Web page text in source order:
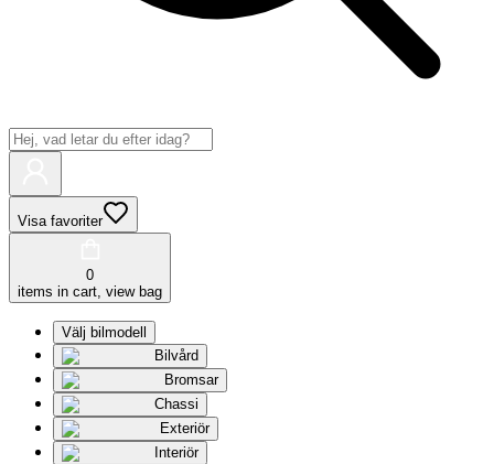
Visa favoriter
0
items in cart, view bag
Välj bilmodell
Bilvård
Bromsar
Chassi
Exteriör
Interiör